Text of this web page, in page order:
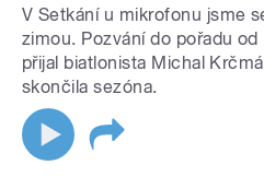
V Setkání u mikrofonu jsme
zimou. Pozvání do pořadu
přijal biatlonista Michal
skončila sezóna.